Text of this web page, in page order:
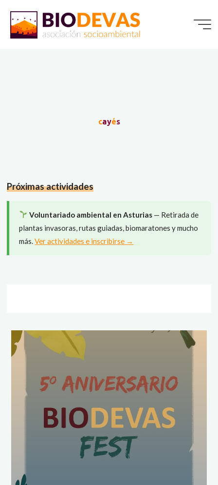
contenido
cayés
Próximas actividades
Voluntariado ambiental en Asturias— Retirada de
plantas invasoras, rutas guiadas, biomaratones y mucho
más.Ver actividades e inscribirse →